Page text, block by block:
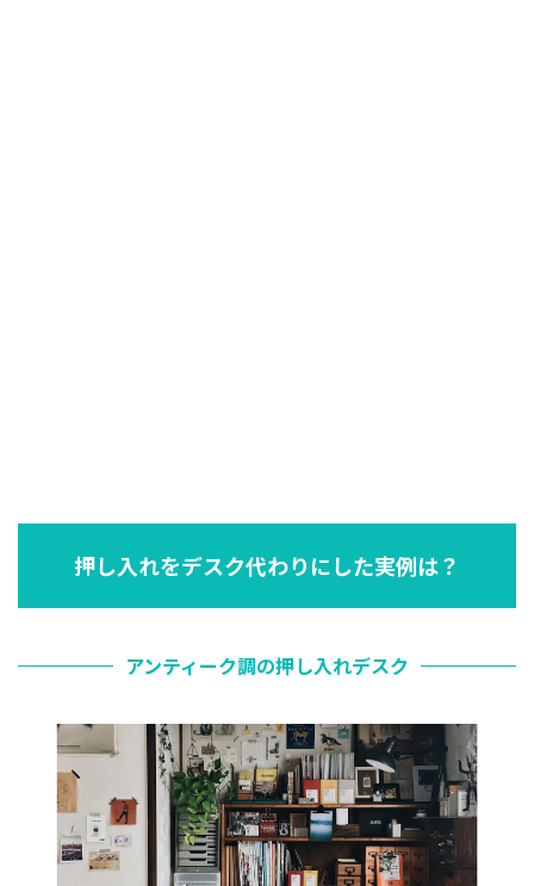
押し入れをデスク代わりにした実例は？
アンティーク調の押し入れデスク